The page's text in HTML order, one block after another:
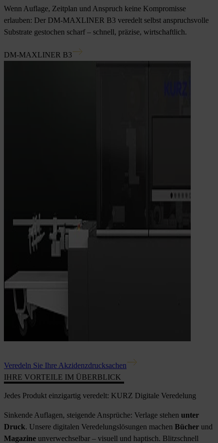
Wenn Auflage, Zeitplan und Anspruch keine Kompromisse
erlauben: Der DM-MAXLINER B3 veredelt selbst anspruchsvolle
Substrate gestochen scharf – schnell, präzise, wirtschaftlich.
DM-MAXLINER B3
Veredeln Sie Ihre Akzidenzdrucksachen
IHRE VORTEILE IM ÜBERBLICK
Jedes Produkt einzigartig veredelt: KURZ Digitale Veredelung
Sinkende Auflagen, steigende Ansprüche: Verlage stehen unter
Druck. Unsere digitalen Veredelungslösungen machen Bücher und
Magazine unverwechselbar – visuell und haptisch. Blitzschnell